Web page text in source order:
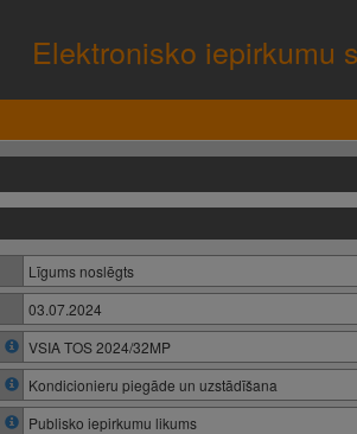
Elektronisko iepirkumu
Līgums noslēgts
03.07.2024
VSIA TOS 2024/32MP
Kondicionieru piegāde un uzstādīšana
Publisko iepirkumu likums